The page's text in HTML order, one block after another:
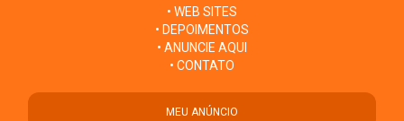
• WEB SITES
• DEPOIMENTOS
• ANUNCIE AQUI
• CONTATO
MEU ANÚNCIO